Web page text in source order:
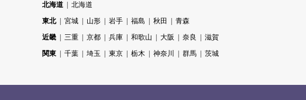
北海道
北海道
東北
宮城 山形 岩手 福島 秋田
青森
近畿
三重 京都 兵庫 和歌山 大阪 奈良
滋賀
関東
千葉 埼玉 東京 栃木 神奈川 群馬 茨城